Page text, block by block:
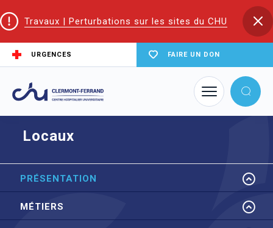
Travaux | Perturbations sur les sites du CHU
URGENCES FAIRE UN DON
Accueil
EIFS | Écoles et Instituts de Formation en Santé
EIBO
Locaux
Locaux
PRÉSENTATION
MÉTIERS